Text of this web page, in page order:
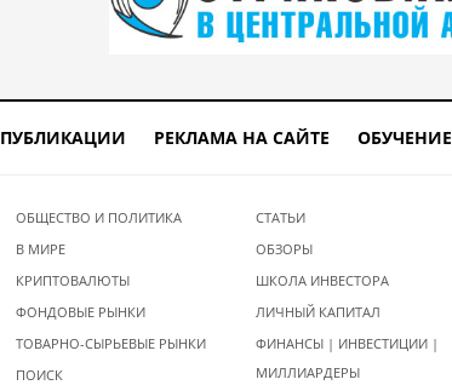
ПУБЛИКАЦИИ РЕКЛАМА НА САЙТЕ ОБУЧЕНИЕ
ОБЩЕСТВО И ПОЛИТИКА
В МИРЕ
КРИПТОВАЛЮТЫ
ФОНДОВЫЕ РЫНКИ
ТОВАРНО-СЫРЬЕВЫЕ РЫНКИ
ПОИСК
СТАТЬИ
ОБЗОРЫ
ШКОЛА ИНВЕСТОРА
ЛИЧНЫЙ КАПИТАЛ
ФИНАНСЫ | ИНВЕСТИЦИИ |
МИЛЛИАРДЕРЫ